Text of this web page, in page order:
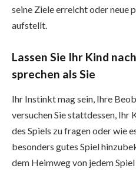
seine Ziele erreicht oder neue
aufstellt.
Lassen Sie Ihr Kind
sprechen als Sie
Ihr Instinkt mag sein, Ihre
versuchen Sie stattdessen, Ihr
des Spiels zu fragen oder wie
besonders gutes Spiel
dem Heimweg von jedem